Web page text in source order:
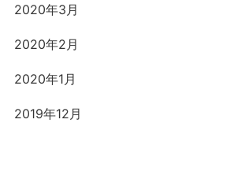
2020年3月
2020年2月
2020年1月
2019年12月